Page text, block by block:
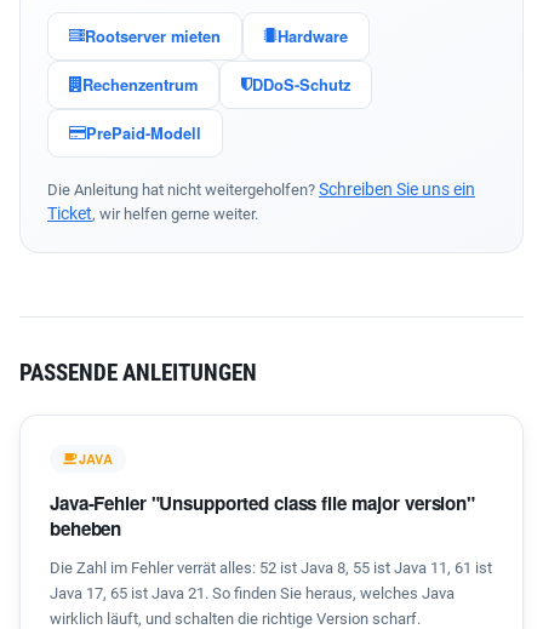
Rootserver mieten Hardware
Rechenzentrum DDoS-Schutz
PrePaid-Modell
Die Anleitung hat nicht weitergeholfen? Schreiben Sie uns ein
Ticket, wir helfen gerne weiter.
PASSENDE ANLEITUNGEN
JAVA
Java-Fehler "Unsupported class file major version"
beheben
Die Zahl im Fehler verrät alles: 52 ist Java 8, 55 ist Java 11, 61 ist
Java 17, 65 ist Java 21. So finden Sie heraus, welches Java
wirklich läuft, und schalten die richtige Version scharf.